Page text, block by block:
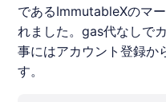
であるImmutableXのマ
れました。gas代なしで
事にはアカウント登録か
す。